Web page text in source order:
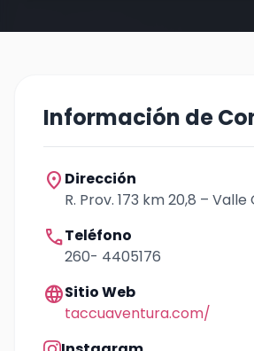
Información de
location_on Dirección
R. Prov. 173 km 20,8 –
callTeléfono
260- 4405176
languageSitio Web
taccuaventura.com/